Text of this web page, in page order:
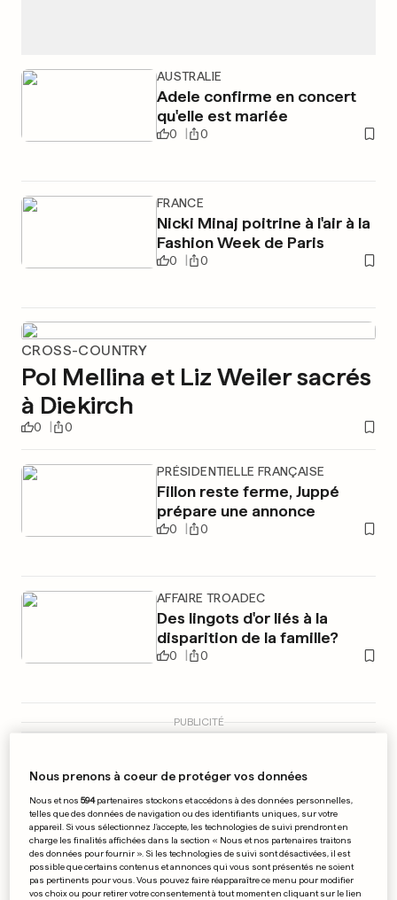
AUSTRALIE
Adele confirme en concert
qu'elle est mariée
0 0
FRANCE
Nicki Minaj poitrine à l'air à la
Fashion Week de Paris
0 0
CROSS-COUNTRY
Pol Mellina et Liz Weiler sacrés
à Diekirch
0 0
PRÉSIDENTIELLE FRANÇAISE
Fillon reste ferme, Juppé
prépare une annonce
0 0
AFFAIRE TROADEC
Des lingots d'or liés à la
disparition de la famille?
0 0
PUBLICITÉ
Nous prenons à coeur de protéger vos données
Nous et nos594partenaires stockons et accédons à des données personnelles,
telles que des données de navigation ou des identifiants uniques, sur votre
appareil. Si vous sélectionnez J'accepte, les technologies de suivi prendront en
charge les finalités affichées dans la section « Nous et nos partenaires traitons
des données pour fournir ». Si les technologies de suivi sont désactivées, il est
possible que certains contenus et annonces qui vous sont présentés ne soient
pas pertinents pour vous. Vous pouvez faire réapparaître ce menu pour modifier
vos choix ou pour retirer votre consentement à tout moment en cliquant sur le lien